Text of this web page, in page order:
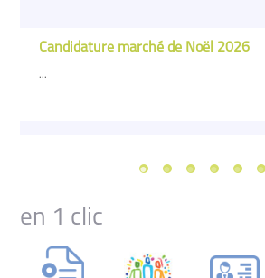
Candidature marché de Noël 2026
...
en 1 clic